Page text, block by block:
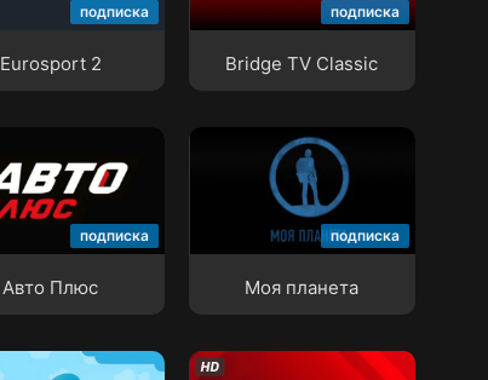
подписка
Eurosport 2
подписка
Bridge TV Classic
Bridge TV Classic
подписка
Авто Плюс
подписка
Моя планета
Моя планета